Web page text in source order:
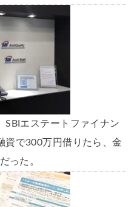
SBIエステートファイナン
資で300万円借りたら、金
った。